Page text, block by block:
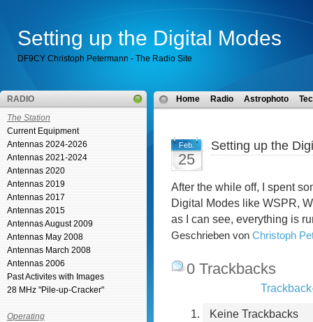
Setting up the Digital Modes
DF9CY Christoph Petermann - The Radio Site
RADIO
The Station
Current Equipment
Antennas 2024-2026
Antennas 2021-2024
Antennas 2020
Antennas 2019
Antennas 2017
Antennas 2015
Antennas August 2009
Antennas May 2008
Antennas March 2008
Antennas 2006
Past Activites with Images
28 MHz "Pile-up-Cracker"
Operating
Home Radio Astrophoto
Feb.
25
Setting up the
After the while off, I spent
Digital Modes like WSPR,
as I can see, everything is
Geschrieben von Christoph
0 Trackbacks
Keine Trackbacks